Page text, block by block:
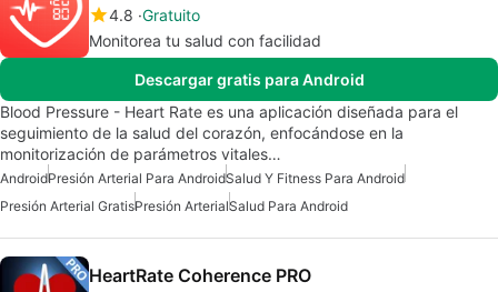
4.8 Gratuito
Monitorea tu salud con facilidad
Descargar gratis para Android
Blood Pressure - Heart Rate es una aplicación diseñada para el
seguimiento de la salud del corazón, enfocándose en la
monitorización de parámetros vitales…
AndroidPresión Arterial Para AndroidSalud Y Fitness Para Android
Presión Arterial GratisPresión ArterialSalud Para Android
HeartRate Coherence PRO